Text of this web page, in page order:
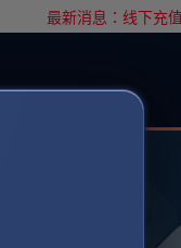
最新消息：线下充